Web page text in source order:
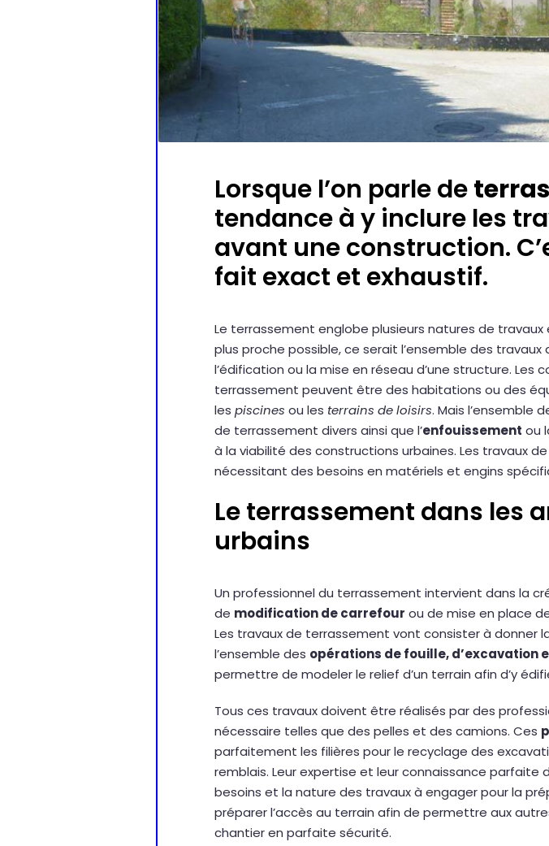
Lorsque l’on parle de
tendance à y inclure les
avant une construction.
fait exact et exhaustif.
Le terrassement englobe plusieurs natures de
plus proche possible, ce serait l’ensemble des travaux
l’édification ou la mise en réseau d’une structure.
terrassement peuvent être des habitations ou des
les piscines ou les terrains de loisirs. Mais l’ensemble
de terrassement divers ainsi que l’enfouissement ou
à la viabilité des constructions urbaines. Les travaux
nécessitant des besoins en matériels et engins
Le terrassement dans les
urbains
Un professionnel du terrassement intervient dans la
de modification de carrefour ou de mise en place
Les travaux de terrassement vont consister à donner
l’ensemble des opérations de fouille, d’excavation
permettre de modeler le relief d’un terrain afin d’y
Tous ces travaux doivent être réalisés par des
nécessaire telles que des pelles et des camions. Ces
parfaitement les filières pour le recyclage des
remblais. Leur expertise et leur connaissance parfaite
besoins et la nature des travaux à engager pour la
préparer l’accès au terrain afin de permettre aux
chantier en parfaite sécurité.